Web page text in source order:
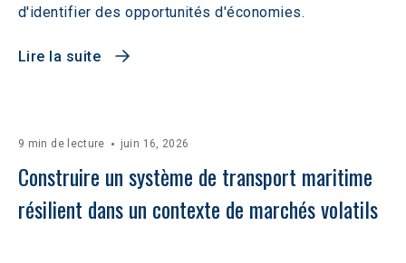
d'identifier des opportunités d'économies.
Lire la suite
9 min de lecture juin 16, 2026
Construire un système de transport maritime
résilient dans un contexte de marchés volatils